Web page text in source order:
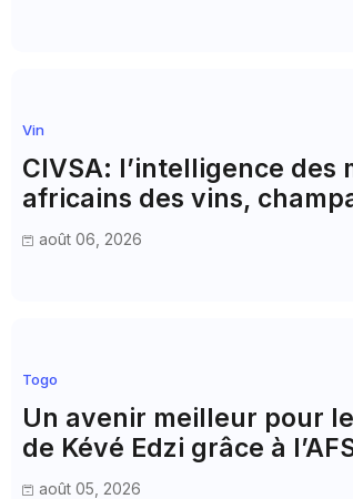
Vin
CIVSA: l’intelligence des
africains des vins,
spiritueux
août 06, 2026
Togo
Un avenir meilleur pour
de Kévé Edzi grâce à
août 05, 2026